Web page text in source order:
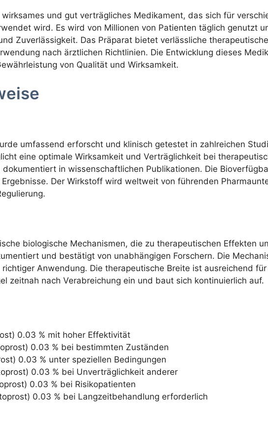
und gut verträgliches Medikament, das sich für
wird. Es wird von Millionen von Patienten täglich genutzt
Zuverlässigkeit. Das Präparat bietet verlässliche
nach ärztlichen Richtlinien. Die Entwicklung dieses
von Qualität und Wirksamkeit.
umfassend erforscht und klinisch getestet in zahlreichen
eine optimale Wirksamkeit und Verträglichkeit bei
in wissenschaftlichen Publikationen. Die
Der Wirkstoff wird weltweit von führenden
biologische Mechanismen, die zu therapeutischen Effekten
und bestätigt von unabhängigen Forschern. Die
Anwendung. Die therapeutische Breite ist ausreichend
zeitnah nach Verabreichung ein und baut sich kontinuierlich auf.
0.03 % mit hoher Effektivität
0.03 % bei bestimmten Zuständen
0.03 % unter speziellen Bedingungen
0.03 % bei Unverträglichkeit anderer
0.03 % bei Risikopatienten
0.03 % bei Langzeitbehandlung erforderlich